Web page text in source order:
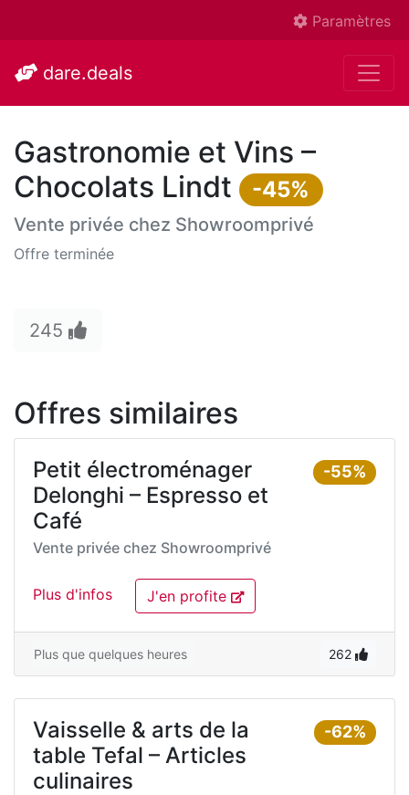
Paramètres
dare.deals
Gastronomie et Vins –
Chocolats Lindt
-45%
Vente privée chez Showroomprivé
Offre terminée
245
Offres similaires
-55%
Petit électroménager
Delonghi – Espresso et
Café
Vente privée chez Showroomprivé
Plus d'infos J'en profite
Plus que quelques heures 262
-62%
Vaisselle & arts de la
table Tefal – Articles
culinaires